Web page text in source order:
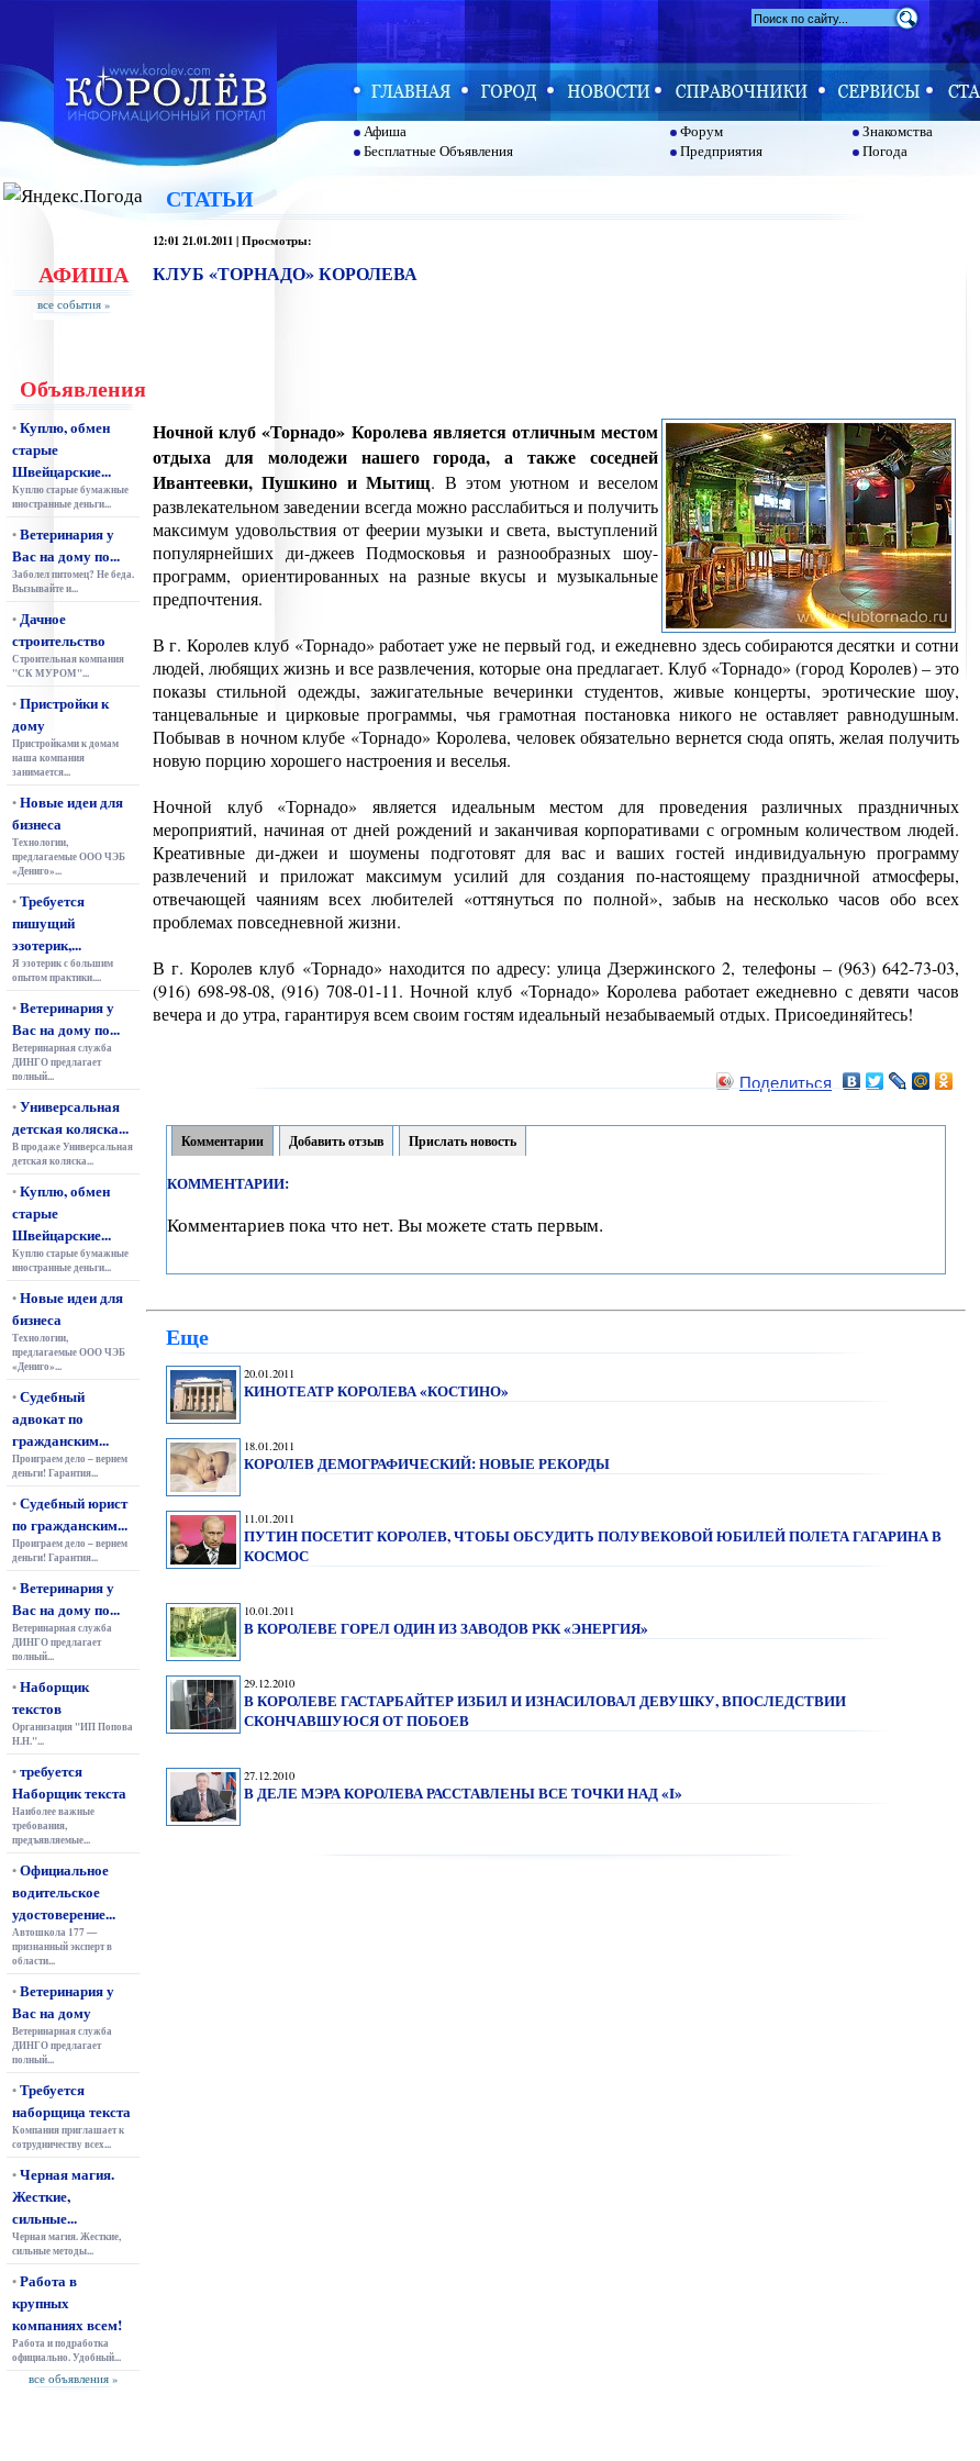
Афиша
Бесплатные Объявления
Форум
Предприятия
Знакомства
Погода
АФИША
все события »
Объявления
•Куплю, обмен
старые
Швейцарские...
Куплю старые бумажные
иностранные деньги...
•Ветеринария у
Вас на дому по...
Заболел питомец? Не беда.
Вызывайте и...
•Дачное
строительство
Строительная компания
"СК МУРОМ"...
•Пристройки к
дому
Пристройками к домам
наша компания
занимается...
•Новые идеи для
бизнеса
Технологии,
предлагаемые ООО ЧЭБ
«Дениго»...
•Требуется
пишущий
эзотерик,...
Я эзотерик с большим
опытом практики....
•Ветеринария у
Вас на дому по...
Ветеринарная служба
ДИНГО предлагает
полный...
•Универсальная
детская коляска...
В продаже Универсальная
детская коляска...
•Куплю, обмен
старые
Швейцарские...
Куплю старые бумажные
иностранные деньги...
•Новые идеи для
бизнеса
Технологии,
предлагаемые ООО ЧЭБ
«Дениго»...
•Судебный
адвокат по
гражданским...
Проиграем дело – вернем
деньги! Гарантия...
•Судебный юрист
по гражданским...
Проиграем дело – вернем
деньги! Гарантия...
•Ветеринария у
Вас на дому по...
Ветеринарная служба
ДИНГО предлагает
полный...
•Наборщик
текстов
Организация "ИП Попова
Н.Н."...
•требуется
Наборщик текста
Наиболее важные
требования,
предъявляемые...
•Официальное
водительское
удостоверение...
Автошкола 177 —
признанный эксперт в
области...
•Ветеринария у
Вас на дому
Ветеринарная служба
ДИНГО предлагает
полный...
•Требуется
наборщица текста
Компания приглашает к
сотрудничеству всех...
•Черная магия.
Жесткие,
сильные...
Черная магия. Жесткие,
сильные методы...
•Работа в
крупных
компаниях всем!
Работа и подработка
официально. Удобный...
все объявления »
СТАТЬИ
12:01 21.01.2011 | Просмотры:
КЛУБ «ТОРНАДО» КОРОЛЕВА
Ночной клуб «Торнадо» Королева является отличным местом
отдыха для молодежи нашего города, а также соседней
Ивантеевки, Пушкино и Мытищ. В этом уютном и веселом
развлекательном заведении всегда можно расслабиться и получить
максимум удовольствия от феерии музыки и света, выступлений
популярнейших ди-джеев Подмосковья и разнообразных шоу-
программ, ориентированных на разные вкусы и музыкальные
предпочтения.
В г. Королев клуб «Торнадо» работает уже не первый год, и ежедневно здесь собираются десятки и сотни
людей, любящих жизнь и все развлечения, которые она предлагает. Клуб «Торнадо» (город Королев) – это
показы стильной одежды, зажигательные вечеринки студентов, живые концерты, эротические шоу,
танцевальные и цирковые программы, чья грамотная постановка никого не оставляет равнодушным.
Побывав в ночном клубе «Торнадо» Королева, человек обязательно вернется сюда опять, желая получить
новую порцию хорошего настроения и веселья.
Ночной клуб «Торнадо» является идеальным местом для проведения различных праздничных
мероприятий, начиная от дней рождений и заканчивая корпоративами с огромным количеством людей.
Креативные ди-джеи и шоумены подготовят для вас и ваших гостей индивидуальную программу
развлечений и приложат максимум усилий для создания по-настоящему праздничной атмосферы,
отвечающей чаяниям всех любителей «оттянуться по полной», забыв на несколько часов обо всех
проблемах повседневной жизни.
В г. Королев клуб «Торнадо» находится по адресу: улица Дзержинского 2, телефоны – (963) 642-73-03,
(916) 698-98-08, (916) 708-01-11. Ночной клуб «Торнадо» Королева работает ежедневно с девяти часов
вечера и до утра, гарантируя всем своим гостям идеальный незабываемый отдых. Присоединяйтесь!
Поделиться
Комментарии Добавить отзыв Прислать новость
КОММЕНТАРИИ:
Комментариев пока что нет. Вы можете стать первым.
Еще
20.01.2011
КИНОТЕАТР КОРОЛЕВА «КОСТИНО»
18.01.2011
КОРОЛЕВ ДЕМОГРАФИЧЕСКИЙ: НОВЫЕ РЕКОРДЫ
11.01.2011
ПУТИН ПОСЕТИТ КОРОЛЕВ, ЧТОБЫ ОБСУДИТЬ ПОЛУВЕКОВОЙ ЮБИЛЕЙ ПОЛЕТА ГАГАРИНА В
КОСМОС
10.01.2011
В КОРОЛЕВЕ ГОРЕЛ ОДИН ИЗ ЗАВОДОВ РКК «ЭНЕРГИЯ»
29.12.2010
В КОРОЛЕВЕ ГАСТАРБАЙТЕР ИЗБИЛ И ИЗНАСИЛОВАЛ ДЕВУШКУ, ВПОСЛЕДСТВИИ
СКОНЧАВШУЮСЯ ОТ ПОБОЕВ
27.12.2010
В ДЕЛЕ МЭРА КОРОЛЕВА РАССТАВЛЕНЫ ВСЕ ТОЧКИ НАД «I»